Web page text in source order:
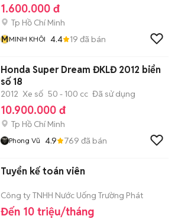
1.600.000 đ
Tp Hồ Chí Minh
MMINH KHÔI 4.4 19 đã bán
Honda Super Dream ĐKLĐ 2012 biển
số 18
2012 Xe số 50 - 100 cc Đã sử dụng
10.900.000 đ
Tp Hồ Chí Minh
Phong Vũ 4.9 769 đã bán
Tuyển kế toán viên
Công ty TNHH Nước Uống Trường Phát
Đến 10 triệu/tháng